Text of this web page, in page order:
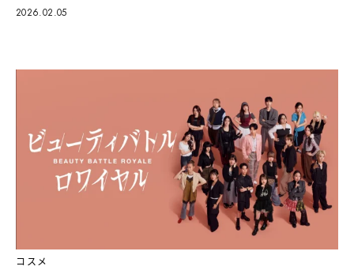
2026.02.05
コスメ